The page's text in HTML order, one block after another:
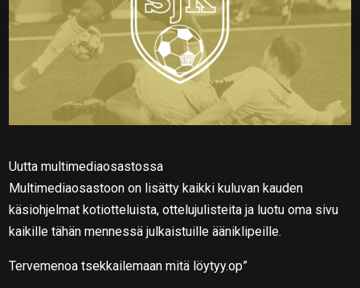
Uutta multimediaosastossa
Multimediaosastoon on lisätty kaikki kuluvan kauden
käsiohjelmat kotiotteluista, ottelujulisteita ja luotu oma sivu
kaikille tähän mennessä julkaistuille ääniklipeille.
Tervemenoa tsekkailemaan mitä löytyy.op”